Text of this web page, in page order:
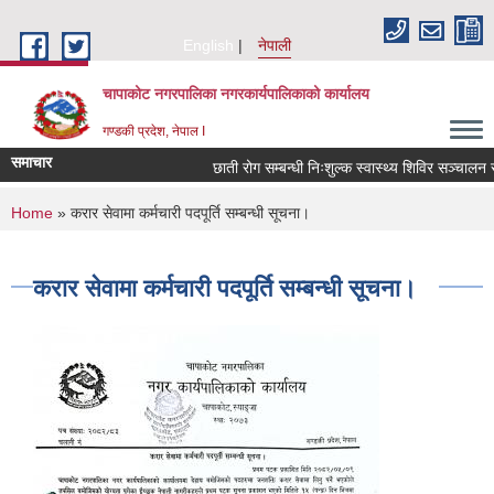
English
नेपाली
चापाकोट नगरपालिका नगरकार्यपालिकाको कार्यालय
गण्डकी प्रदेश, नेपाल I
समाचार छाती रोग सम्बन्धी निःशुल्क स्वास्थ्य शिविर सञ्चालन
You are here
Home » करार सेवामा कर्मचारी पदपूर्ति सम्बन्धी सूचना।
करार सेवामा कर्मचारी पदपूर्ति सम्बन्धी सूचना।